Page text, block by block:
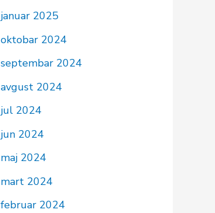
januar 2025
oktobar 2024
septembar 2024
avgust 2024
jul 2024
jun 2024
maj 2024
mart 2024
februar 2024